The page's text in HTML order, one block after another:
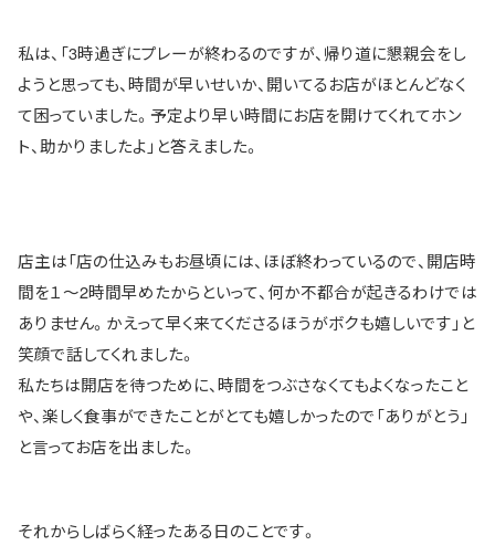
私は、「3時過ぎにプレーが終わるのですが、帰り道に懇親会をし
ようと思っても、時間が早いせいか、開いてるお店がほとんどなく
て困っていました。予定より早い時間にお店を開けてくれてホン
ト、助かりましたよ」と答えました。
店主は「店の仕込みもお昼頃には、ほぼ終わっているので、開店時
間を１～2時間早めたからといって、何か不都合が起きるわけでは
ありません。かえって早く来てくださるほうがボクも嬉しいです」と
笑顔で話してくれました。
私たちは開店を待つために、時間をつぶさなくてもよくなったこと
や、楽しく食事ができたことがとても嬉しかったので「ありがとう」
と言ってお店を出ました。
それからしばらく経ったある日のことです。